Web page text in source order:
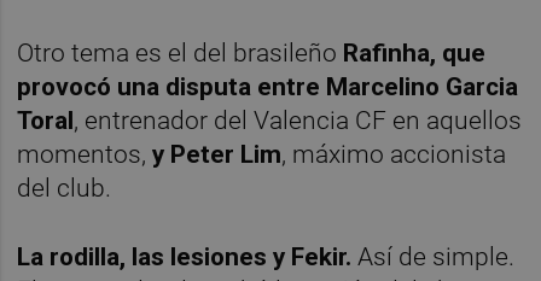
Otro tema es el del brasileño Rafinha, que
provocó una disputa entre Marcelino Garcia
Toral, entrenador del Valencia CF en aquellos
momentos, y Peter Lim, máximo accionista
del club.
La rodilla, las lesiones y Fekir. Así de simple.